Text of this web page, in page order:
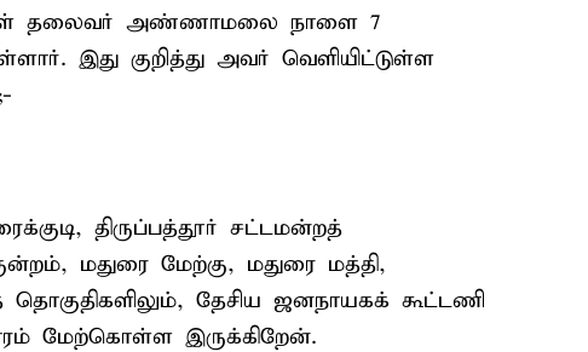
தலைவர் அண்ணாமலை நாளை 7
இது குறித்து அவர் வெளியிட்டுள்ள
திருப்பத்தூர் சட்டமன்றத்
மதுரை மேற்கு, மதுரை மத்தி,
தேசிய ஜனநாயகக் கூட்டணி
மேற்கொள்ள இருக்கிறேன்.